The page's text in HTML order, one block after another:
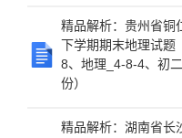
精品解析：贵州省铜
下学期期末地理试题
8、地理_4-8-4、初
份）
精品解析：湖南省长